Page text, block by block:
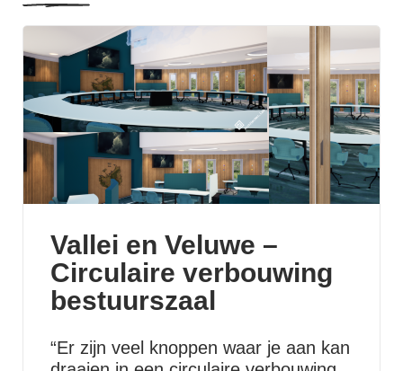
Vallei en Veluwe –
Circulaire verbouwing
bestuurszaal
“Er zijn veel knoppen waar je aan kan